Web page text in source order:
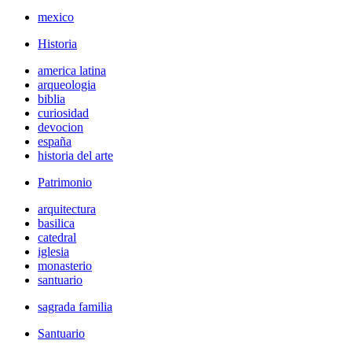
mexico
Historia
america latina
arqueologia
biblia
curiosidad
devocion
españa
historia del arte
Patrimonio
arquitectura
basilica
catedral
iglesia
monasterio
santuario
sagrada familia
Santuario